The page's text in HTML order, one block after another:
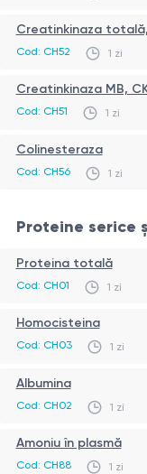
Creatinkinaza
Cod: CH52 1 zi
Creatinkinaza МВ,
Cod: CH51 1 zi
Colinesteraza
Cod: CH56 1 zi
Proteine serice
Proteina totală
Cod: CH01 1 zi
Homocisteina
Cod: CH03 1 zi
Albumina
Cod: CH02 1 zi
Amoniu în plasmă
Cod: CH88 1 zi